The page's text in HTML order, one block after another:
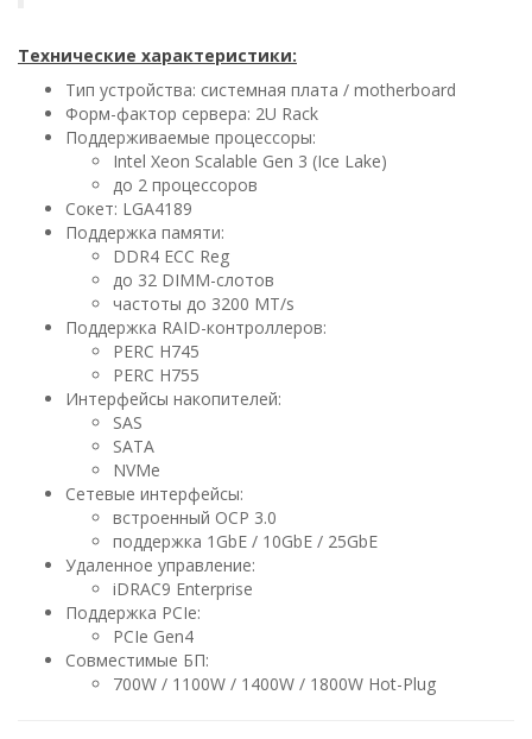
Технические характеристики:
Тип устройства: системная плата / motherboard
Форм-фактор сервера: 2U Rack
Поддерживаемые процессоры:
Intel Xeon Scalable Gen 3 (Ice Lake)
до 2 процессоров
Сокет: LGA4189
Поддержка памяти:
DDR4 ECC Reg
до 32 DIMM-слотов
частоты до 3200 MT/s
Поддержка RAID-контроллеров:
PERC H745
PERC H755
Интерфейсы накопителей:
SAS
SATA
NVMe
Сетевые интерфейсы:
встроенный OCP 3.0
поддержка 1GbE / 10GbE / 25GbE
Удаленное управление:
iDRAC9 Enterprise
Поддержка PCIe:
PCIe Gen4
Совместимые БП:
700W / 1100W / 1400W / 1800W Hot-Plug